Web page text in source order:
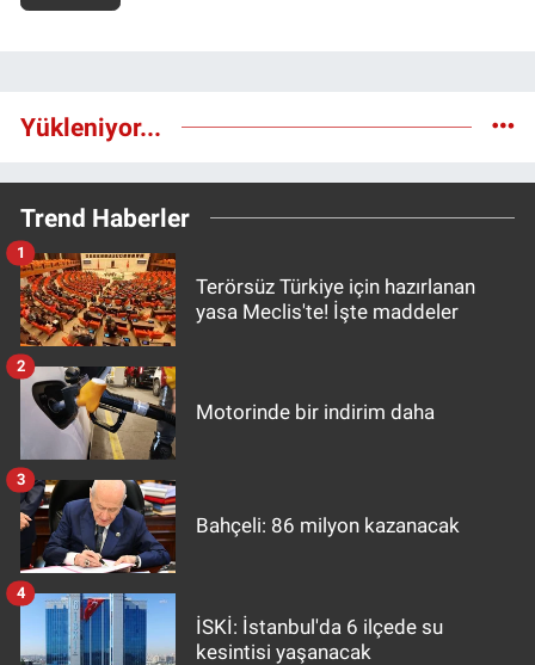
Yükleniyor...
Trend Haberler
Terörsüz Türkiye için hazırlanan
yasa Meclis'te! İşte maddeler
1
Motorinde bir indirim daha
2
Bahçeli: 86 milyon kazanacak
3
İSKİ: İstanbul'da 6 ilçede su
kesintisi yaşanacak
4